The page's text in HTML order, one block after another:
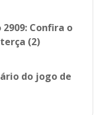
Confira o
(2)
do jogo de